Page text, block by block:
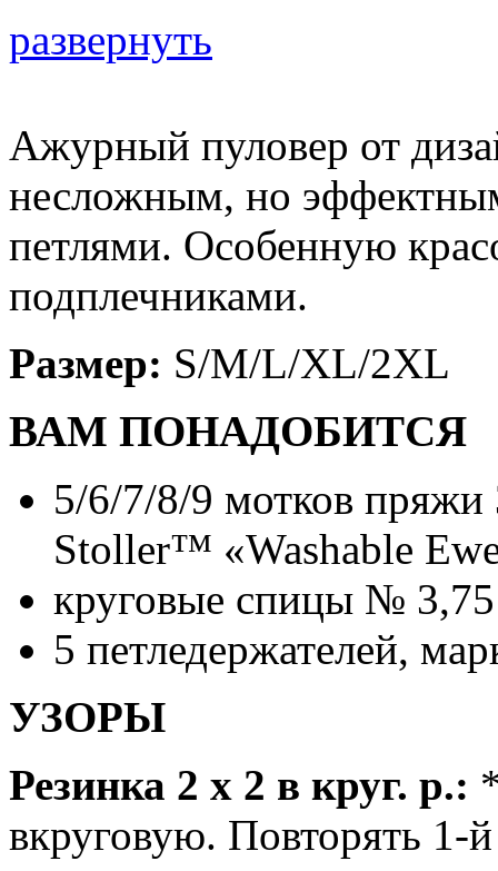
развернуть
Ажурный пуловер от
несложным, но
петлями. Особенную
подплечниками.
Размер: S/M/L/XL/2XL
ВАМ ПОНАДОБИТСЯ
5/6/7/8/9 мотков
Stoller™ «Washable
круговые спицы №
5 петледержателей,
УЗОРЫ
Резинка 2 х 2 в круг. р.:
вкруговую. Повторять 1-